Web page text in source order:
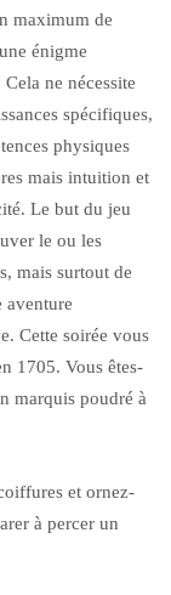
maximum de
énigme
ne nécessite
spécifiques,
physiques
mais intuition et
Le but du jeu
le ou les
mais surtout de
aventure
Cette soirée vous
1705. Vous êtes-
marquis poudré à
et ornez-
à percer un